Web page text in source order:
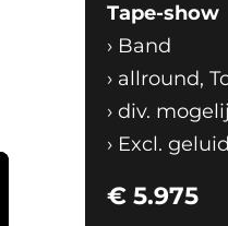
Tape-show
› Band
› allround,
› div.
› Excl.
€5.975